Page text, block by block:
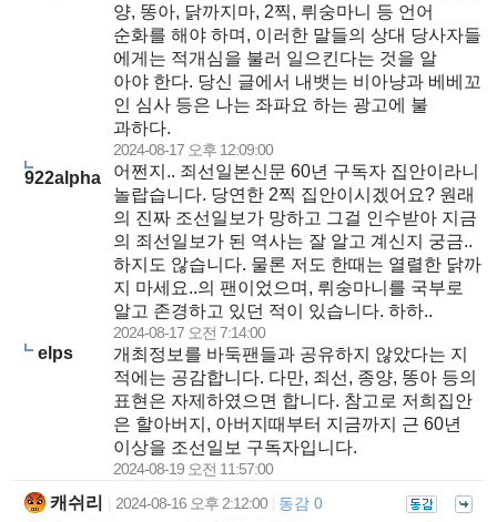
양, 똥아, 닭까지마, 2찍, 뤼숭마니 등 언어
순화를 해야 하며, 이러한 말들의 상대 당사자들
에게는 적개심을 불러 일으킨다는 것을 알
아야 한다. 당신 글에서 내뱃는 비아냥과 베베꼬
인 심사 등은 나는 좌파요 하는 광고에 불
과하다.
2024-08-17 오후 12:09:00
922alpha
어쩐지.. 죄선일본신문 60년 구독자 집안이라니
놀랍습니다. 당연한 2찍 집안이시겠어요? 원래
의 진짜 조선일보가 망하고 그걸 인수받아 지금
의 죄선일보가 된 역사는 잘 알고 계신지 궁금..
하지도 않습니다. 물론 저도 한때는 열렬한 닭까
지 마세요..의 팬이었으며, 뤼숭마니를 국부로
알고 존경하고 있던 적이 있습니다. 하하..
2024-08-17 오전 7:14:00
elps
개최정보를 바둑팬들과 공유하지 않았다는 지
적에는 공감합니다. 다만, 죄선, 종양, 똥아 등의
표현은 자제하였으면 합니다. 참고로 저희집안
은 할아버지, 아버지때부터 지금까지 근 60년
이상을 조선일보 구독자입니다.
2024-08-19 오전 11:57:00
캐쉬리 2024-08-16 오후 2:12:00 동감 0